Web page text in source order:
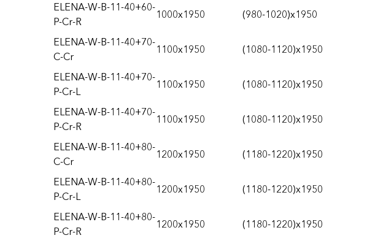
ELENA-W-B-11-40+60-
P-Cr-R
1000x1950 (980-1020)х1950
ELENA-W-B-11-40+70-
C-Cr
1100x1950 (1080-1120)х1950
ELENA-W-B-11-40+70-
P-Cr-L
1100x1950 (1080-1120)х1950
ELENA-W-B-11-40+70-
P-Cr-R
1100x1950 (1080-1120)х1950
ELENA-W-B-11-40+80-
C-Cr
1200x1950 (1180-1220)х1950
ELENA-W-B-11-40+80-
P-Cr-L
1200x1950 (1180-1220)х1950
ELENA-W-B-11-40+80-
P-Cr-R
1200x1950 (1180-1220)х1950